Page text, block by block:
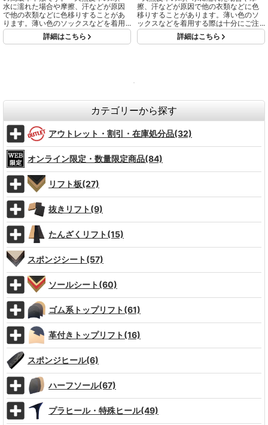
水に濡れた場合や摩擦、汗などが原因
で他の衣類などに色移りすることがあ
ります。薄い色のソックスなどを着用
する際は十分にご注意ください。
詳細はこちら
擦、汗などが原因で他の衣類などに色
移りすることがあります。薄い色のソ
ックスなどを着用する際は十分にご注
意ください。
詳細はこちら
カテゴリーから探す
アウトレット・割引・在庫処分品(32)
オンライン限定・数量限定商品(84)
リフト板(27)
抜きリフト(9)
たんざくリフト(15)
スポンジシート(57)
ソールシート(60)
ゴム系トップリフト(61)
革付きトップリフト(16)
スポンジヒール(6)
ハーフソール(67)
プラヒール・特殊ヒール(49)